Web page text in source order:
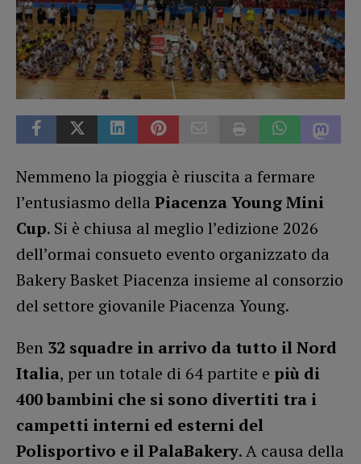
Nemmeno la pioggia è riuscita a fermare
l’entusiasmo della Piacenza Young Mini
Cup. Si è chiusa al meglio l’edizione 2026
dell’ormai consueto evento organizzato da
Bakery Basket Piacenza insieme al consorzio
del settore giovanile Piacenza Young.
Ben 32 squadre in arrivo da tutto il Nord
Italia, per un totale di 64 partite e più di
400 bambini che si sono divertiti tra i
campetti interni ed esterni del
Polisportivo e il PalaBakery. A causa della